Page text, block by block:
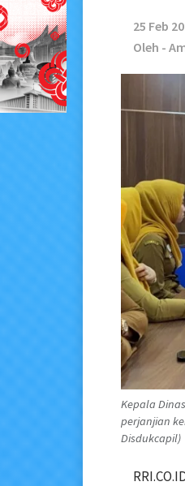
25 Feb
Oleh -
Kepala
perjanjian
Disdukcapil)